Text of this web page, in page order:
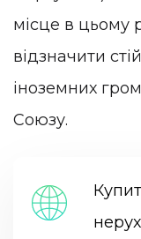
місце в цьому
відзначити
іноземних
Союзу.